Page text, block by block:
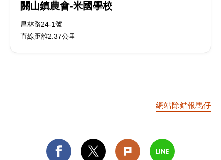
關山鎮農會-米國學校
昌林路24-1號
直線距離2.37公里
網站除錯報馬仔